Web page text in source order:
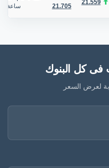
21.559
21.705
ساعة
فى كل البنوك
لعرض السعر